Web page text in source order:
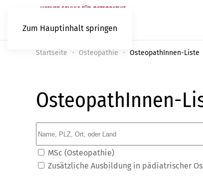
Zum Hauptinhalt springen
Startseite Osteopathie OsteopathInnen-Liste
OsteopathInnen-
MSc (Osteopathie)
Zusätzliche Ausbildung in pädiatrischer